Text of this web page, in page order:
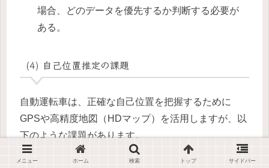
場合、どのデータを優先するか判断する必要が
ある。
(4) 自己位置推定の課題
自動運転車は、正確な自己位置を把握するために
GPSや高精度地図（HDマップ）を活用しますが、以
下のような課題があります。
メニュー ホーム 検索 トップ サイドバー